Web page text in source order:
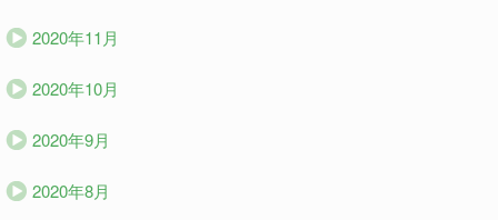
2020年11月
2020年10月
2020年9月
2020年8月